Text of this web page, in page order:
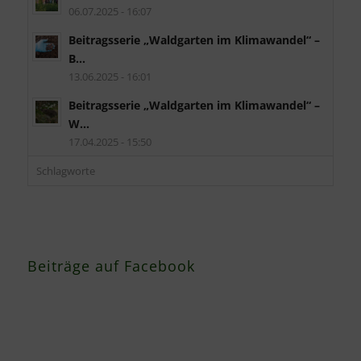
06.07.2025 - 16:07
Beitragsserie „Waldgarten im Klimawandel“ –
B...
13.06.2025 - 16:01
Beitragsserie „Waldgarten im Klimawandel“ –
W...
17.04.2025 - 15:50
Schlagworte
Beiträge auf Facebook